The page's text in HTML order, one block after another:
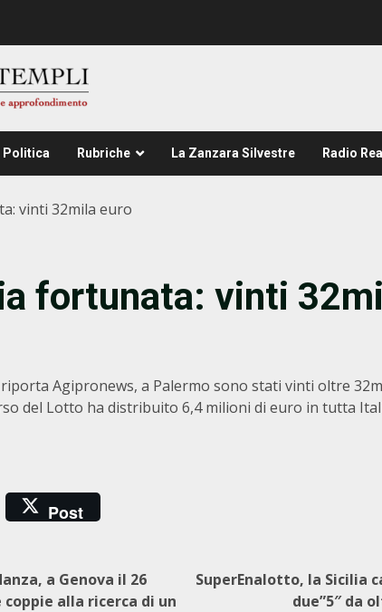
Politica Rubriche La Zanzara Silvestre Radio
vinti 32mila euro
fortunata: vinti
riporta Agipronews, a Palermo sono stati vinti oltre
del Lotto ha distribuito 6,4 milioni di euro in tutta
Post
a Genova il 26
alla ricerca di un
SuperEnalotto, la Sicilia
due”5″ da